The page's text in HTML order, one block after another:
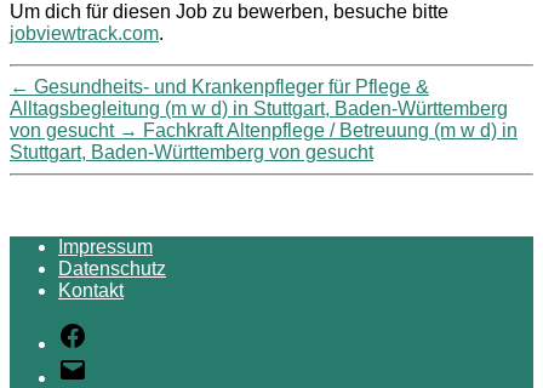
Um dich für diesen Job zu bewerben, besuche bitte
jobviewtrack.com.
← Gesundheits- und Krankenpfleger für Pflege &
Alltagsbegleitung (m w d) in Stuttgart, Baden-Württemberg
von gesucht → Fachkraft Altenpflege / Betreuung (m w d) in
Stuttgart, Baden-Württemberg von gesucht
Impressum
Datenschutz
Kontakt
Facebook
E-